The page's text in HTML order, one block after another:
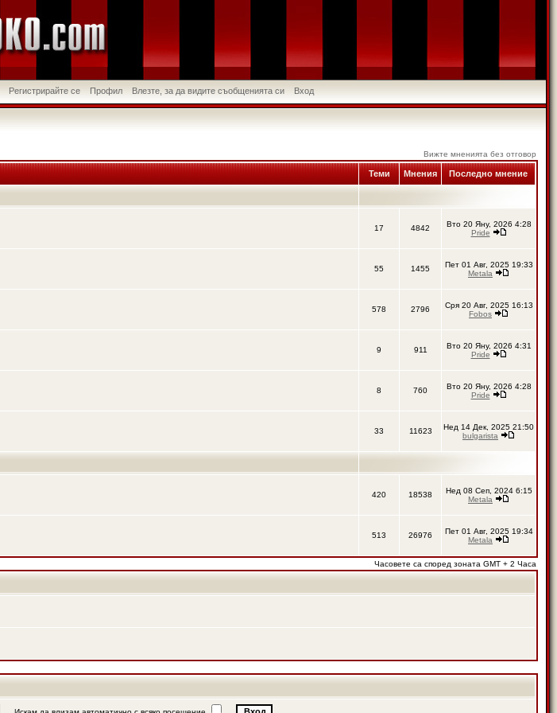
Регистрирайте се Профил Влезте, за да видите съобщенията си Вход
Вижте мненията без отговор
Теми Мнения Последно мнение
17 4842
Вто 20 Яну, 2026 4:28
Pride
55 1455
Пет 01 Авг, 2025 19:33
Metala
578 2796
Сря 20 Авг, 2025 16:13
Fobos
9 911
Вто 20 Яну, 2026 4:31
Pride
8 760
Вто 20 Яну, 2026 4:28
Pride
33 11623
Нед 14 Дек, 2025 21:50
bulgarista
420 18538
Нед 08 Сеп, 2024 6:15
Metala
513 26976
Пет 01 Авг, 2025 19:34
Metala
Часовете са според зоната GMT + 2 Часа